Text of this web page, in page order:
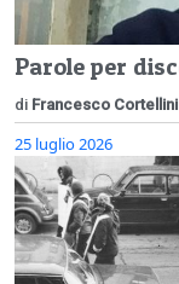
Parole per
di Francesco Cortellini
25 luglio 2026